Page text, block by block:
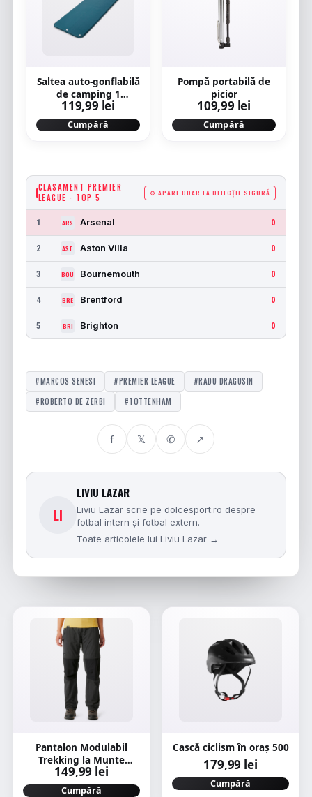
Saltea auto-gonflabilă
de camping 1
persoană, 185x60 cm,
Basic
119,99 lei
Cumpără
Pompă portabilă de
picior
109,99 lei
Cumpără
CLASAMENT PREMIER
LEAGUE · TOP 5
⚙ APARE DOAR LA DETECȚIE SIGURĂ
1 ARS Arsenal 0
2 AST Aston Villa 0
3 BOU Bournemouth 0
4 BRE Brentford 0
5 BRI Brighton 0
#MARCOS SENESI #PREMIER LEAGUE
#RADU DRAGUSIN
#ROBERTO DE ZERBI
#TOTTENHAM
f 𝕏 ✆ ↗
LI
LIVIU LAZAR
Liviu Lazar scrie pe dolcesport.ro despre
fotbal intern și fotbal extern.
Toate articolele lui Liviu Lazar →
Pantalon Modulabil
Trekking la Munte
MT100 Gri Damă
149,99 lei
Cumpără
Cască ciclism în oraș 500
179,99 lei
Cumpără